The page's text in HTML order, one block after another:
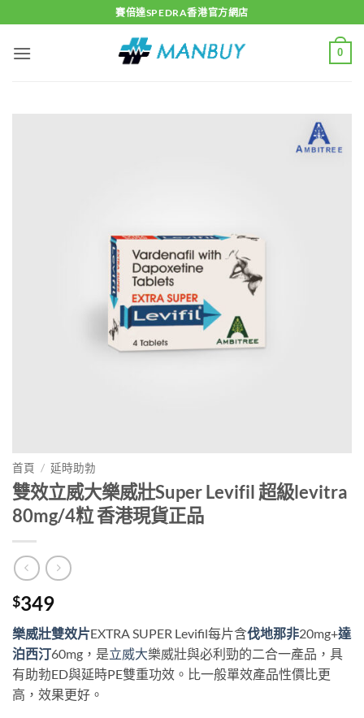
to
content
賽倍達SPEDRA香港官方網店
0
首頁 / 延時助勃
雙效立威大樂威壯Super Levifil 超級levitra
80mg/4粒 香港現貨正品
$349
樂威壯雙效片EXTRA SUPER Levifil每片含伐地那非20mg+達
泊西汀60mg，是立威大樂威壯與必利勁的二合一產品，具
有助勃ED與延時PE雙重功效。比一般單效產品性價比更
高，效果更好。